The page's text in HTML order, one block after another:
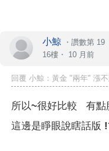
小鯨 ・ 讚數第 19
16樓・ 10 月前
回覆 小鯨：黃金 "兩年" 漲
所以~很好比較 有點
這邊是睜眼說瞎話版 !